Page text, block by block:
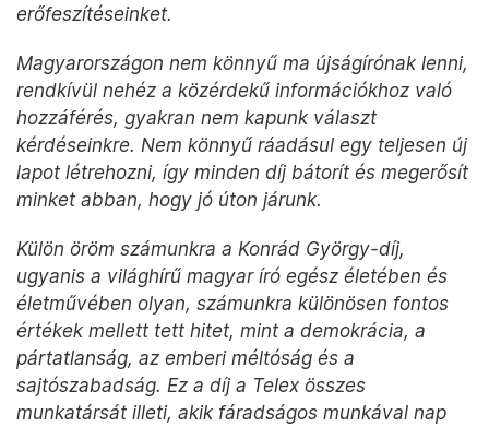
erőfeszítéseinket.
Magyarországon nem könnyű ma újságírónak lenni,
rendkívül nehéz a közérdekű információkhoz való
hozzáférés, gyakran nem kapunk választ
kérdéseinkre. Nem könnyű ráadásul egy teljesen új
lapot létrehozni, így minden díj bátorít és megerősít
minket abban, hogy jó úton járunk.
Külön öröm számunkra a Konrád György-díj,
ugyanis a világhírű magyar író egész életében és
életművében olyan, számunkra különösen fontos
értékek mellett tett hitet, mint a demokrácia, a
pártatlanság, az emberi méltóság és a
sajtószabadság. Ez a díj a Telex összes
munkatársát illeti, akik fáradságos munkával nap